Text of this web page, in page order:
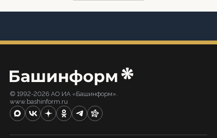
© 1992-2026 АО ИА «Башинформ».
www.bashinform.ru